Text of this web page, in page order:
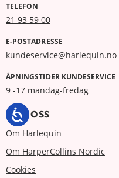
TELEFON
21 93 59 00
E-POSTADRESSE
kundeservice@harlequin.no
ÅPNINGSTIDER KUNDESERVICE
9 -17 mandag-fredag
Om oss
Om Harlequin
Om HarperCollins Nordic
Cookies